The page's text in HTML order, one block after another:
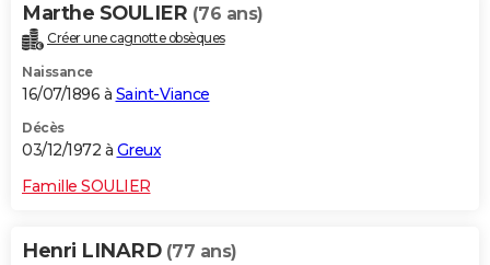
Marthe SOULIER (76 ans)
Créer une cagnotte obsèques
Naissance
16/07/1896 à Saint-Viance
Décès
03/12/1972 à Greux
Famille SOULIER
Henri LINARD (77 ans)